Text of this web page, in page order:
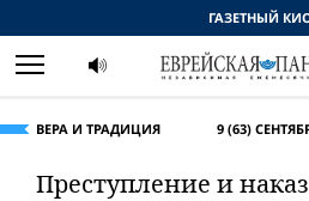
ВЕРА И ТРАДИЦИЯ 9 (63)
Преступление и
ГАЗЕТНЫЙ